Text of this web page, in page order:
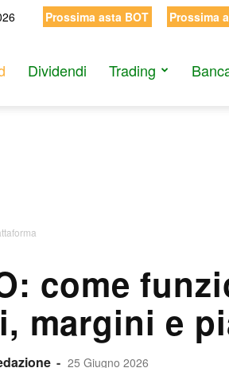
Prossima asta BOT Prossima
Dividendi Trading
come
margini e
- 25 Giugno 2026